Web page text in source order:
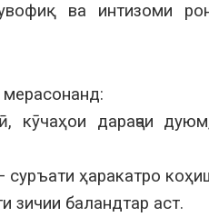
ва интизоми
кӯчаҳои дараҷаи
ҳаракатро
зичии баландтар аст.